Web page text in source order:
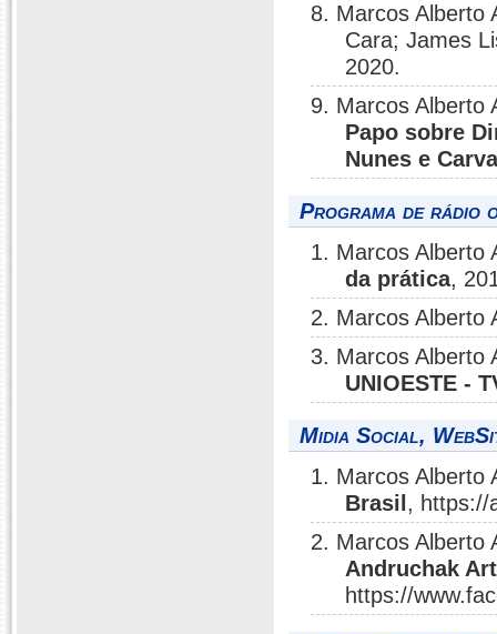
8. Marcos Alberto
Cara; James
2020.
9. Marcos Alberto
Papo sobre
Nunes e
Programa de rádio
1. Marcos Alberto
da prática,
2. Marcos Alberto
3. Marcos Alberto
UNIOESTE -
Midia Social,
1. Marcos Alberto
Brasil , https://
2. Marcos Alberto
Andruchak
https://